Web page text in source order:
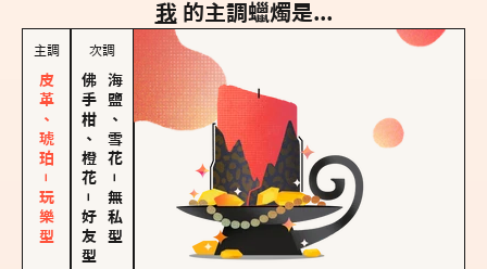
我 的主調蠟燭是...
主調
皮革、琥珀－玩樂型
次調
佛手柑、橙花
－
好友型
海鹽、雪花
－
無私型